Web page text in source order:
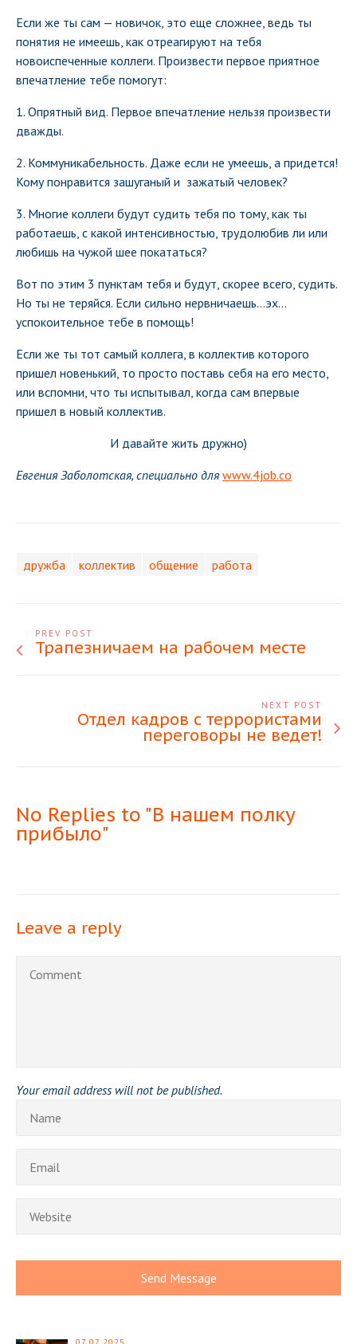
Если же ты сам — новичок, это еще сложнее, ведь ты
понятия не имеешь, как отреагируют на тебя
новоиспеченные коллеги. Произвести первое приятное
впечатление тебе помогут:
1. Опрятный вид. Первое впечатление нельзя произвести
дважды.
2. Коммуникабельность. Даже если не умеешь, а придется!
Кому понравится зашуганый и зажатый человек?
3. Многие коллеги будут судить тебя по тому, как ты
работаешь, с какой интенсивностью, трудолюбив ли или
любишь на чужой шее покататься?
Вот по этим 3 пунктам тебя и будут, скорее всего, судить.
Но ты не теряйся. Если сильно нервничаешь…эх…
успокоительное тебе в помощь!
Если же ты тот самый коллега, в коллектив которого
пришел новенький, то просто поставь себя на его место,
или вспомни, что ты испытывал, когда сам впервые
пришел в новый коллектив.
И давайте жить дружно)
Евгения Заболотская, специально дляwww.4job.co
дружба коллектив общение работа
PREV POST
Трапезничаем на рабочем месте
NEXT POST
Отдел кадров с террористами
переговоры не ведет!
No Replies to "В нашем полку
прибыло"
Leave a reply
Your email address will not be published.